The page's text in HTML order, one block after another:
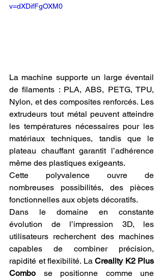
v=dXDifFgOXM0
La machine supporte un large éventail
de filaments : PLA, ABS, PETG, TPU,
Nylon, et des composites renforcés. Les
extrudeurs tout métal peuvent atteindre
les températures nécessaires pour les
matériaux techniques, tandis que le
plateau chauffant garantit l’adhérence
même des plastiques exigeants.
Cette polyvalence ouvre de
nombreuses possibilités, des pièces
fonctionnelles aux objets décoratifs.
Dans le domaine en constante
évolution de l’impression 3D, les
utilisateurs recherchent des machines
capables de combiner précision,
rapidité et flexibilité. La Creality K2 Plus
Combo se positionne comme une